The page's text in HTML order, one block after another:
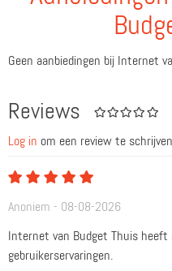
Contractduur 12 maanden: 8
maanden: 14 maanden korting!
Wij helpen je om meer tijd en
Geen aanbiedingen bij Internet
Reviews
Log in om een review te schrijven
Anoniem - 08-08-2026
Internet van Budget Thuis
gebruikerservaringen.